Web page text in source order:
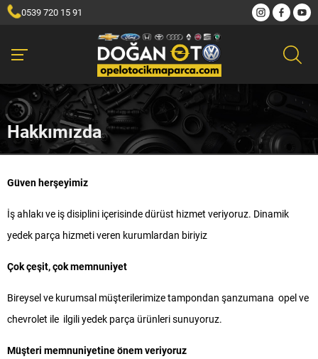
0539 720 15 91
Hakkımızda
Güven herşeyimiz
İş ahlakı ve iş disiplini içerisinde dürüst hizmet veriyoruz. Dinamik
yedek parça hizmeti veren kurumlardan biriyiz
Çok çeşit, çok memnuniyet
Bireysel ve kurumsal müşterilerimize tampondan şanzumana opel ve
chevrolet ile ilgili yedek parça ürünleri sunuyoruz.
Müşteri memnuniyetine önem veriyoruz